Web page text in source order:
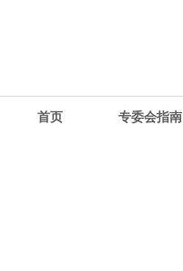
首页 专委会指南